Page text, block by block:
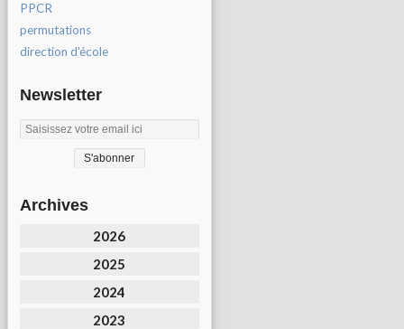
PPCR
permutations
direction d'école
Newsletter
Archives
2026
2025
2024
2023